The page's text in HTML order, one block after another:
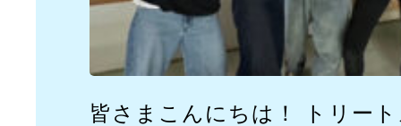
皆さまこんにちは！ トリー